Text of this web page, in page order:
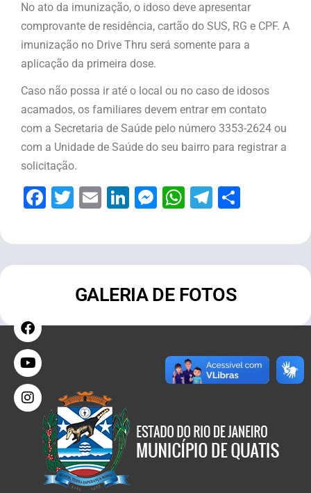
No ato da imunização, o idoso deve apresentar
comprovante de residência, cartão do SUS, RG e CPF. A
imunização no Drive Thru será somente para a
aplicação da primeira dose.
Caso não possa ir até o local ou no caso de idosos
acamados, os familiares devem entrar em contato
com a Secretaria de Saúde pelo número 3353-2624 ou
com a Unidade de Saúde do seu bairro para registrar a
solicitação.
Facebook
Twitter
EmailLinkedIn
Messenger
WhatsApp
Telegram
GALERIA DE FOTOS